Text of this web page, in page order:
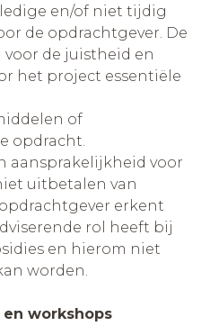
en/of niet tijdig
de opdrachtgever. De
de juistheid en
het project essentiële
of
opdracht.
aansprakelijkheid voor
uitbetalen van
erkent
rol heeft bij
en hierom niet
worden.
workshops